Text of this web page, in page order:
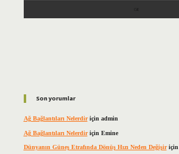
Son yorumlar
Ağ Bağlantıları Nelerdiriçin admin
Ağ Bağlantıları Nelerdiriçin Emine
Dünyanın Güneş Etrafında Dönüş Hızı Neden Değişiriçin